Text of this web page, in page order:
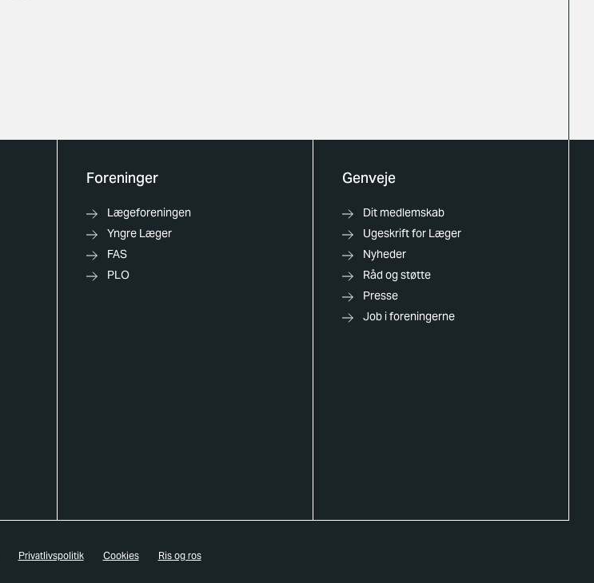
Foreninger
Lægeforeningen
Yngre Læger
FAS
PLO
Genveje
Dit medlemskab
Ugeskrift for Læger
Nyheder
Råd og støtte
Presse
Job i foreningerne
Privatlivspolitik Cookies Ris og ros